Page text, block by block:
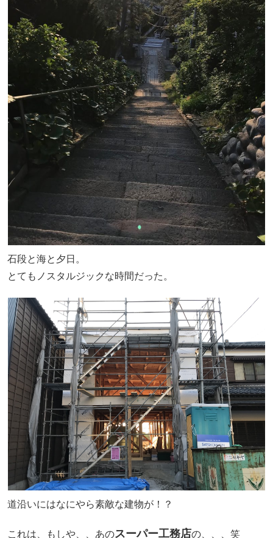
石段と海と夕日。
とてもノスタルジックな時間だった。
道沿いにはなにやら素敵な建物が！？
これは、もしや、、あのスーパー工務店の、、、笑